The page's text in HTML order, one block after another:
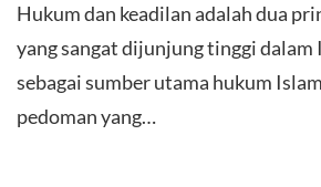
Hukum dan keadilan adalah dua
yang sangat dijunjung tinggi dalam
sebagai sumber utama hukum
pedoman yang…